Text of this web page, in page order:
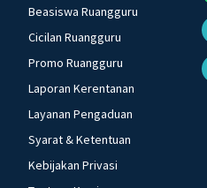
Beasiswa Ruangguru
Cicilan Ruangguru
Promo Ruangguru
Laporan Kerentanan
Layanan Pengaduan
Syarat & Ketentuan
Kebijakan Privasi